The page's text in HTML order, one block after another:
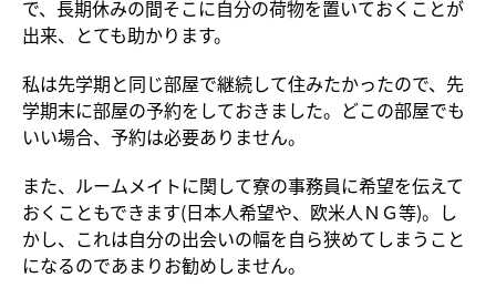
で、長期休みの間そこに自分の荷物を置いておくことが
出来、とても助かります。
私は先学期と同じ部屋で継続して住みたかったので、先
学期末に部屋の予約をしておきました。どこの部屋でも
いい場合、予約は必要ありません。
また、ルームメイトに関して寮の事務員に希望を伝えて
おくこともできます(日本人希望や、欧米人ＮＧ等)。し
かし、これは自分の出会いの幅を自ら狭めてしまうこと
になるのであまりお勧めしません。